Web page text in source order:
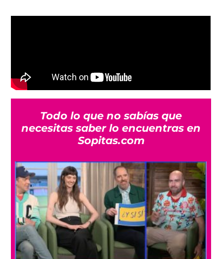
Todo lo que no sabías que
necesitas saber lo encuentras en
Sopitas.com